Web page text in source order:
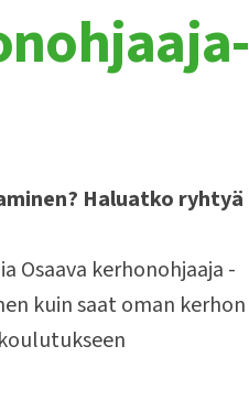
Haluatko ryhtyä
Osaava kerhonohjaaja -
kuin saat oman kerhon